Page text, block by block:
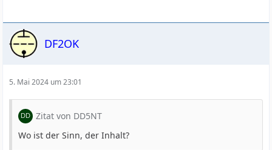
DF2OK
5. Mai 2024 um 23:01
Zitat von DD5NT
Wo ist der Sinn, der Inhalt?